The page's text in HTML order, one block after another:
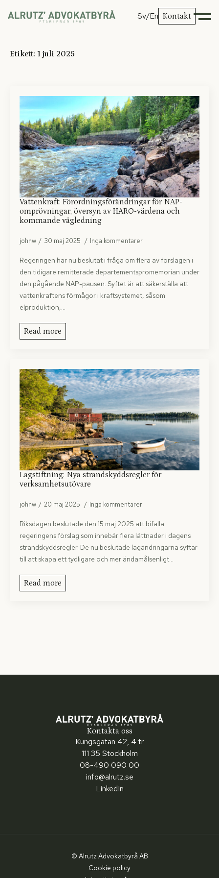
Sv/En Kontakt
Etikett: 1 juli 2025
Vattenkraft: Förordningsförändringar för NAP-
omprövningar, översyn av HARO-värdena och
kommande vägledning
johnw 30 maj 2025 Inga kommentarer
Regeringen har nu beslutat i fråga om flera av förslagen i
den tidigare remitterade departementspromemorian under
den pågående NAP-pausen. Syftet är att säkerställa att
vattenkraftens förmågor i kraftsystemet, såsom
elproduktion,…
Read more
Lagstiftning: Nya strandskyddsregler för
verksamhetsutövare
johnw 20 maj 2025 Inga kommentarer
Riksdagen beslutade den 15 maj 2025 att bifalla
regeringens förslag som innebär flera lättnader i dagens
strandskyddsregler. De nu beslutade lagändring­arna syftar
till att skapa ett tydligare och mer ändamålsenligt…
Read more
Kontakta oss
Kungsgatan 42, 4 tr
111 35 Stockholm
08-490 090 00
info@alrutz.se
LinkedIn
© Alrutz Advokatbyrå AB
Cookie policy